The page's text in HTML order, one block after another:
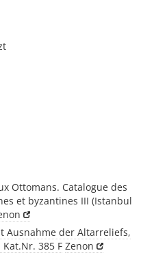
Ottomans. Catalogue des
et byzantines III (Istanbul
Ausnahme der Altarreliefs,
Kat.Nr. 385 F Zenon